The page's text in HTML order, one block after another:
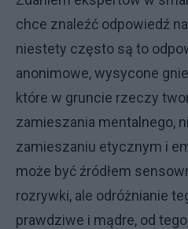
chce znaleźć odpowiedź
niestety często są to
anonimowe, wysycone
które w gruncie rzeczy
zamieszania mentalnego,
zamieszaniu etycznym i
może być źródłem
rozrywki, ale odróżnianie
prawdziwe i mądre, od